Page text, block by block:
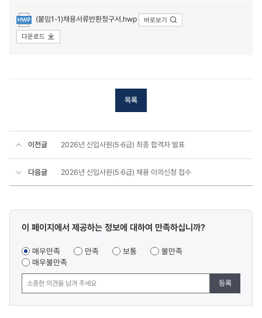
첨부파일
(붙임1-1)채용서류반환청구서.hwp
바로보기
다운로드
목록
이전글 2026년 신입사원(5·6급) 최종 합격자 발표
다음글 2026년 신입사원(5·6급) 채용 이의신청 접수
콘텐츠
조사
이 페이지에서 제공하는 정보에 대하여 만족하십니까?
매우만족 만족 보통
불만족
매우불만족
등록